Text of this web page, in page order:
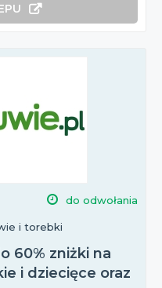
do odwołania
i torebki
60% zniżki na
i dziecięce oraz